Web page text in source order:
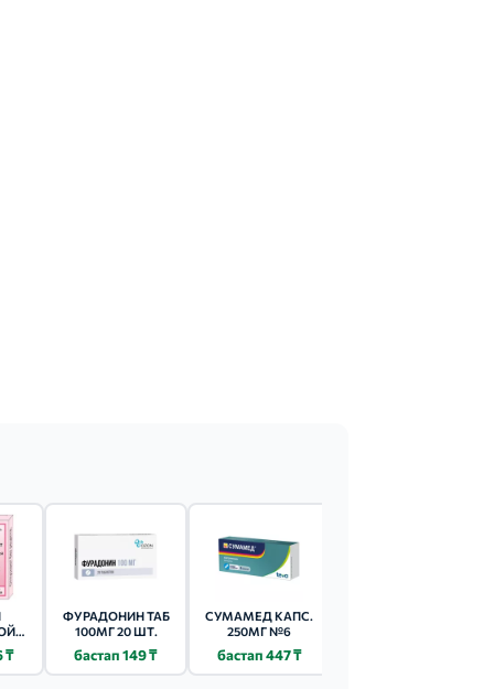
₸
ФУРАДОНИН ТАБ
100МГ 20 ШТ.
бастап 149 ₸
СУМАМЕД КАПС.
250МГ №6
бастап 447 ₸